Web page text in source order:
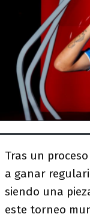
Tras un
a ganar
siendo una
este torneo